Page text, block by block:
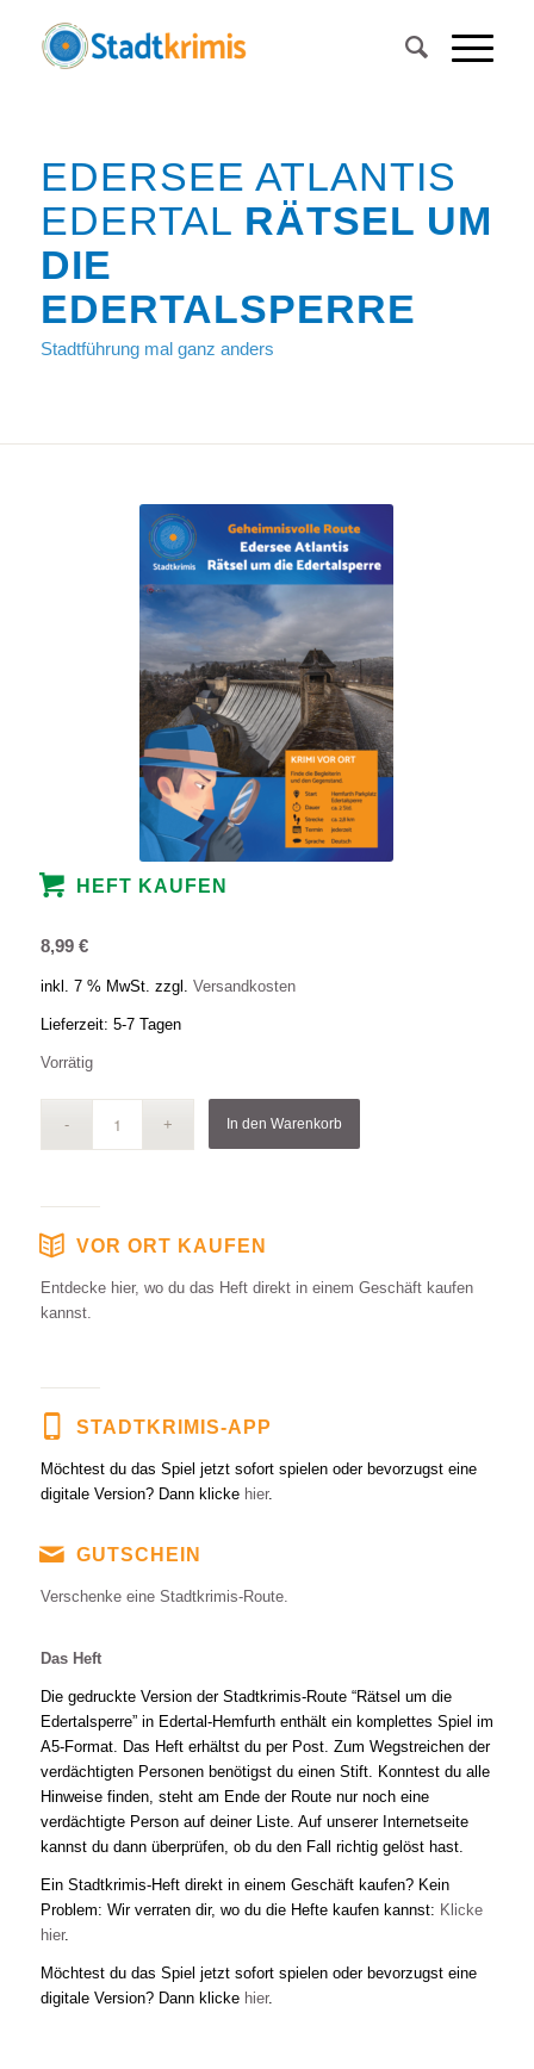
EDERSEE ATLANTIS
EDERTAL RÄTSEL UM
DIE
EDERTALSPERRE
Stadtführung mal ganz anders
HEFT KAUFEN
8,99 €
inkl. 7 % MwSt. zzgl. Versandkosten
Lieferzeit: 5-7 Tagen
Vorrätig
In den Warenkorb
VOR ORT KAUFEN
Entdecke hier, wo du das Heft direkt in einem Geschäft kaufen
kannst.
STADTKRIMIS-APP
Möchtest du das Spiel jetzt sofort spielen oder bevorzugst eine
digitale Version? Dann klicke hier.
GUTSCHEIN
Verschenke eine Stadtkrimis-Route.
Das Heft
Die gedruckte Version der Stadtkrimis-Route “Rätsel um die
Edertalsperre” in Edertal-Hemfurth enthält ein komplettes Spiel im
A5-Format. Das Heft erhältst du per Post. Zum Wegstreichen der
verdächtigten Personen benötigst du einen Stift. Konntest du alle
Hinweise finden, steht am Ende der Route nur noch eine
verdächtigte Person auf deiner Liste. Auf unserer Internetseite
kannst du dann überprüfen, ob du den Fall richtig gelöst hast.
Ein Stadtkrimis-Heft direkt in einem Geschäft kaufen? Kein
Problem: Wir verraten dir, wo du die Hefte kaufen kannst: Klicke
hier.
Möchtest du das Spiel jetzt sofort spielen oder bevorzugst eine
digitale Version? Dann klicke hier.